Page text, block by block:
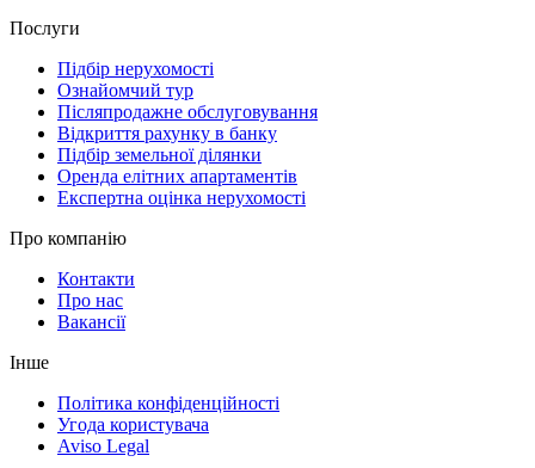
Послуги
Підбір нерухомості
Ознайомчий тур
Післяпродажне обслуговування
Відкриття рахунку в банку
Підбір земельної ділянки
Оренда елітних апартаментів
Експертна оцінка нерухомості
Про компанію
Контакти
Про нас
Вакансії
Інше
Політика конфіденційності
Угода користувача
Aviso Legal